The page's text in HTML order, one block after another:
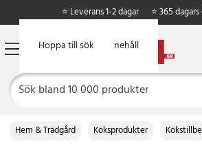
Hoppa till huvudinnehåll
Hoppa till sök
⭐ Leverans 1-2 dagar ⭐ 365
Hem & Trädgård Köksprodukter